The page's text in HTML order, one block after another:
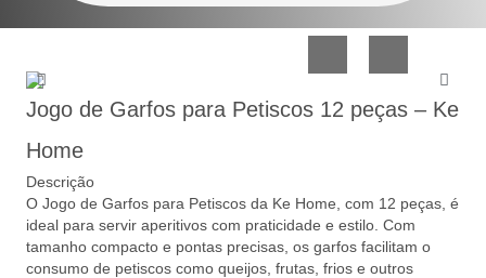
Lar
Organização
Utilidades
de
Vidro
Confeitaria
e
Presente
Jogo de Garfos para Petiscos 12 peças – Ke
Home
Descrição
O Jogo de Garfos para Petiscos da Ke Home, com 12 peças, é
ideal para servir aperitivos com praticidade e estilo. Com
tamanho compacto e pontas precisas, os garfos facilitam o
consumo de petiscos como queijos, frutas, frios e outros